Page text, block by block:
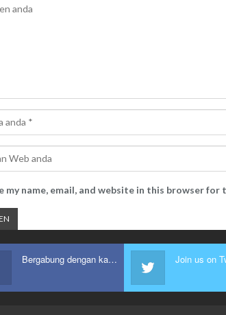
my name, email, and website in this browser
Bergabung dengan kami Join us on